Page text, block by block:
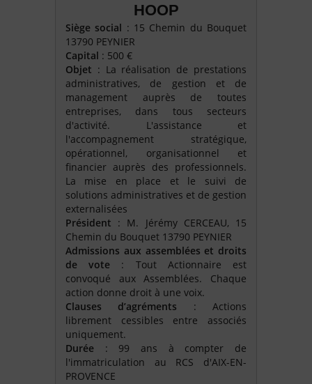
HOOP
Siège social : 15 Chemin du Bouquet
13790 PEYNIER
Capital : 500 €
Objet : La réalisation de prestations
administratives, de gestion et de
management auprès de toutes
entreprises, dans tous secteurs
d'activité. L'assistance et
l'accompagnement stratégique,
opérationnel, organisationnel et
financier auprès des professionnels.
La mise en place et le suivi de
solutions administratives et de gestion
externalisées
Président : M. Jérémy CERCEAU, 15
Chemin du Bouquet 13790 PEYNIER
Admissions aux assemblées et droits
de vote : Tout Actionnaire est
convoqué aux Assemblées. Chaque
action donne droit à une voix.
Clauses d’agréments : Actions
librement cessibles entre associés
uniquement.
Durée : 99 ans à compter de
l'immatriculation au RCS d'AIX-EN-
PROVENCE